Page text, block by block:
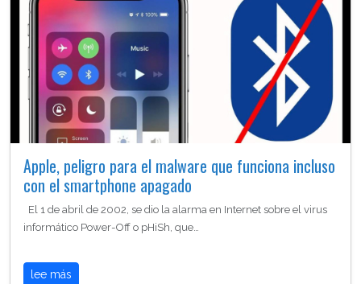
Apple, peligro para el malware que funciona incluso
con el smartphone apagado
El 1 de abril de 2002, se dio la alarma en Internet sobre el virus
informático Power-Off o pHiSh, que…
lee más